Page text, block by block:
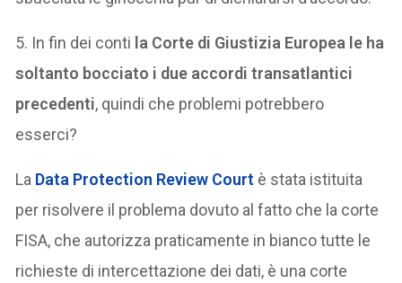
5. In fin dei conti la Corte di Giustizia Europea le ha
soltanto bocciato i due accordi transatlantici
precedenti, quindi che problemi potrebbero
esserci?
La Data Protection Review Court è stata istituita
per risolvere il problema dovuto al fatto che la corte
FISA, che autorizza praticamente in bianco tutte le
richieste di intercettazione dei dati, è una corte